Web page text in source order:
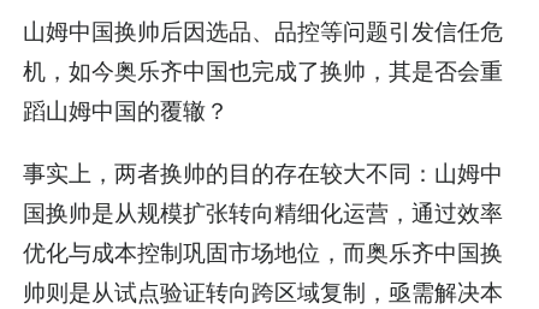
山姆中国换帅后因选品、品控等问题引发信任危
机，如今奥乐齐中国也完成了换帅，其是否会重
蹈山姆中国的覆辙？
事实上，两者换帅的目的存在较大不同：山姆中
国换帅是从规模扩张转向精细化运营，通过效率
优化与成本控制巩固市场地位，而奥乐齐中国换
帅则是从试点验证转向跨区域复制，亟需解决本